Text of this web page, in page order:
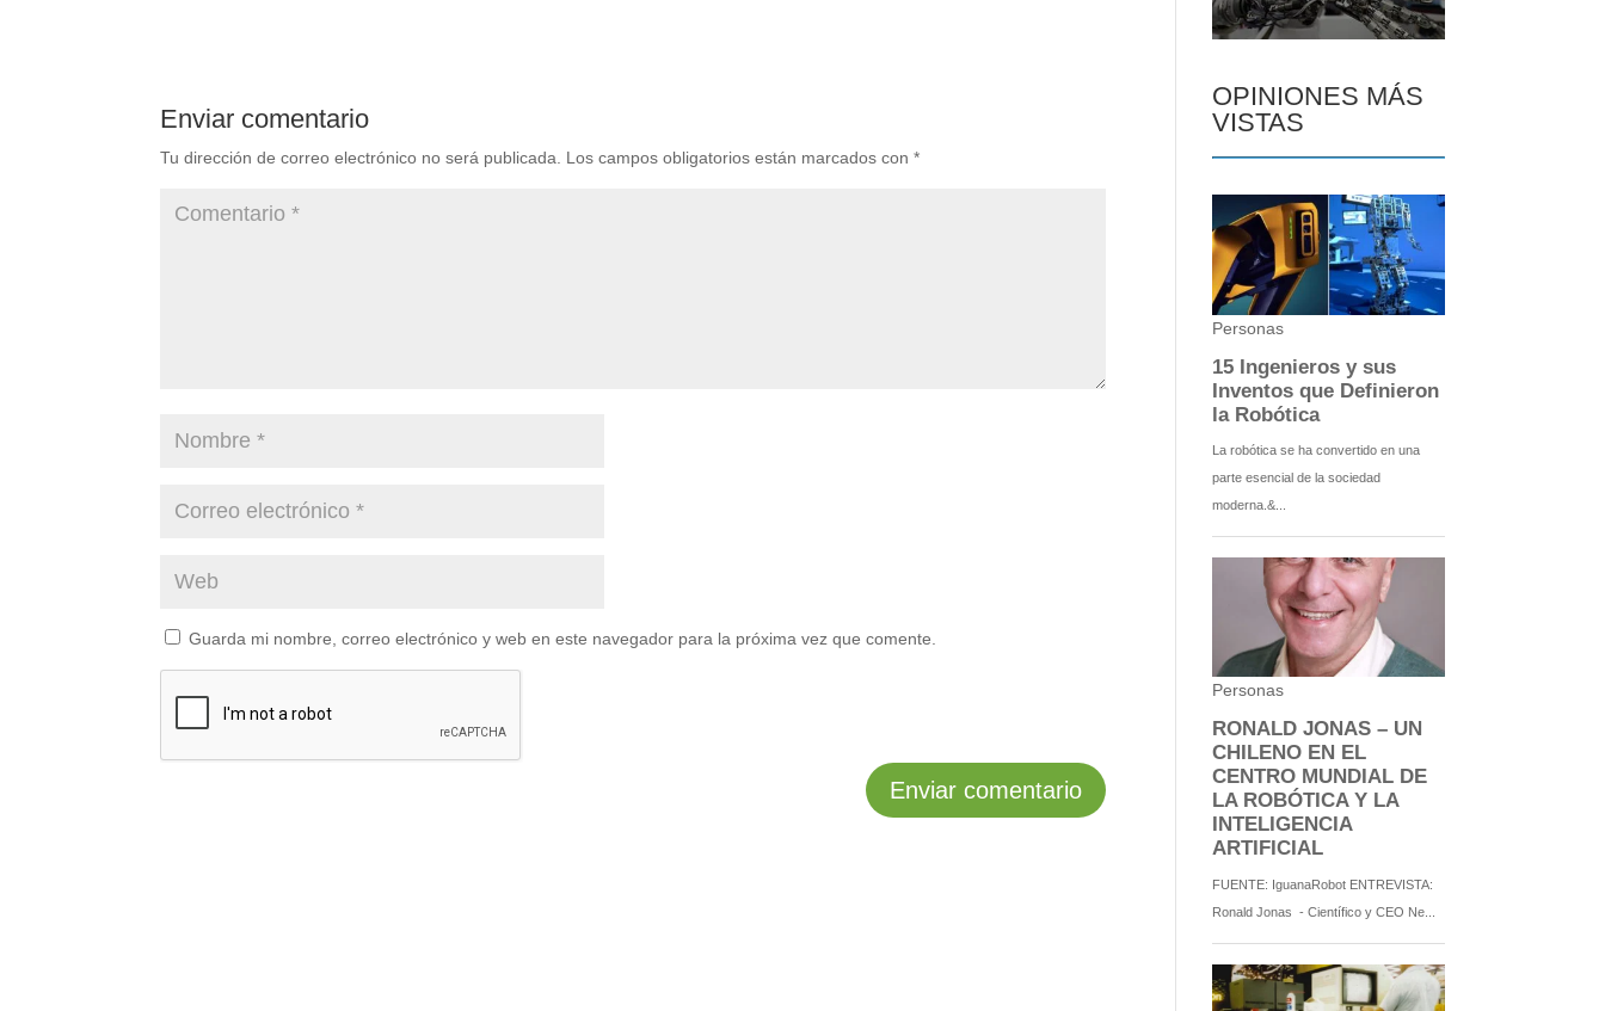
Enviar comentario
Tu dirección de correo electrónico no será publicada. Los campos obligatorios están marcados con*
Guarda mi nombre, correo electrónico y web en este navegador para la próxima vez que comente.
OPINIONES MÁS
VISTAS